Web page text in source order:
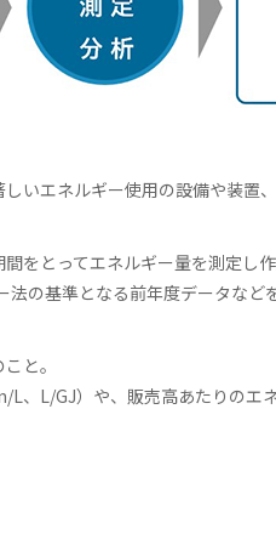
いエネルギー使用の設備や装置
をとってエネルギー量を測定し作
の基準となる前年度データなど
と。
L/GJ）や、販売高あたりのエ